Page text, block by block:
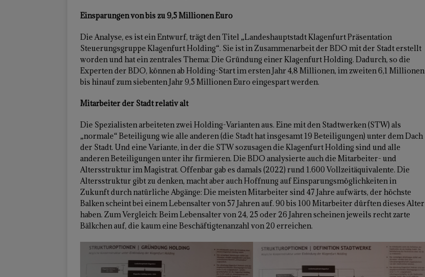
Einsparungen von bis zu 9,5 Millionen Euro
Die Analyse, es ist ein Entwurf, trägt den Titel „Landeshauptstadt Klagenfurt Präsentation
Steuerungsgruppe Klagenfurt Holding“. Sie ist in Zusammenarbeit der BDO mit der Stadt erstellt
worden und hat ein zentrales Thema: Die Gründung einer Klagenfurt Holding. Dadurch, so die
Experten der BDO, können ab Holding-Start im ersten Jahr 4,8 Millionen, im zweiten 6,1 Millionen
bis hinauf zum siebenten Jahr 9,5 Millionen Euro eingespart werden.
Mitarbeiter der Stadt relativ alt
Die Spezialisten arbeiteten zwei Holding-Varianten aus. Eine mit den Stadtwerken (STW) als
„normale“ Beteiligung wie alle anderen (die Stadt hat insgesamt 19 Beteiligungen) unter dem Dach
der Stadt. Und eine Variante, in der die STW sozusagen die Klagenfurt Holding sind und alle
anderen Beteiligungen unter ihr firmieren. Die BDO analysierte auch die Mitarbeiter- und
Altersstruktur im Magistrat. Offenbar gab es damals (2022) rund 1.600 Vollzeitäquivalente. Die
Altersstruktur gibt zu denken, macht aber auch Hoffnung auf Einsparungsmöglichkeiten in
Zukunft durch natürliche Abgänge: Die meisten Mitarbeiter sind 47 Jahre aufwärts, der höchste
Balken scheint bei einem Lebensalter von 57 Jahren auf. 90 bis 100 Mitarbeiter dürften dieses Alter
haben. Zum Vergleich: Beim Lebensalter von 24, 25 oder 26 Jahren scheinen jeweils recht zarte
Bälkchen auf, die kaum eine Beschäftigtenanzahl von 20 erreichen.